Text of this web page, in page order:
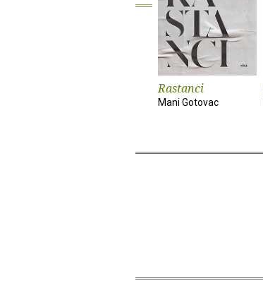
Rastanci
Mani Gotovac